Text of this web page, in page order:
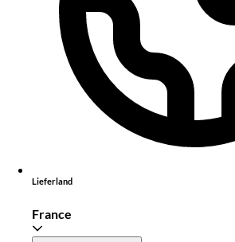
Lieferland
France